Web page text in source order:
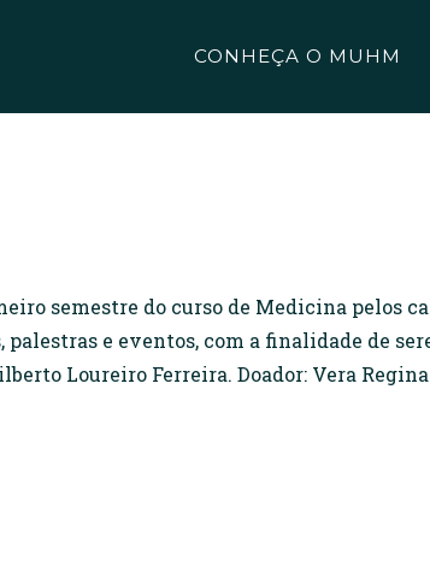
CONHEÇA O MUHM
semestre do curso de Medicina pelos
e eventos, com a finalidade de
Loureiro Ferreira. Doador: Vera